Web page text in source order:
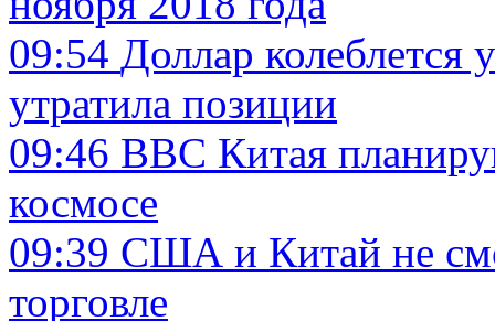
09:54 Доллар колеблется
утратила позиции
09:46 ВВС Китая
космосе
09:39 США и Китай не
торговле